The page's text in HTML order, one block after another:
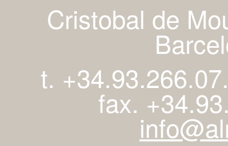
Cristobal de
t.
fax.